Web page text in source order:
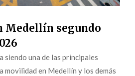
Medellín segundo
siendo una de las principales
movilidad en Medellín y los demás